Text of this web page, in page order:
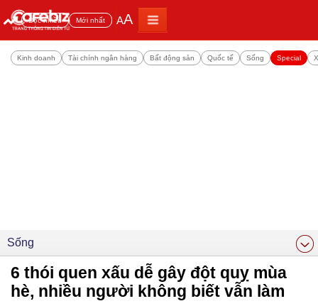
Đọc nhiều Mới nhất AA
Kinh doanh Tài chính ngân hàng Bất động sản Quốc tế Sống Special
Sống
6 thói quen xấu dễ gây đột quỵ mùa
hè, nhiều người không biết vẫn làm